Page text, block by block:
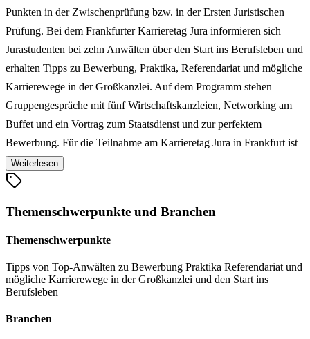
Punkten in der Zwischenprüfung bzw. in der Ersten Juristischen
Prüfung. Bei dem Frankfurter Karrieretag Jura informieren sich
Jurastudenten bei zehn Anwälten über den Start ins Berufsleben und
erhalten Tipps zu Bewerbung, Praktika, Referendariat und mögliche
Karrierewege in der Großkanzlei. Auf dem Programm stehen
Gruppengespräche mit fünf Wirtschaftskanzleien, Networking am
Buffet und ein Vortrag zum Staatsdienst und zur perfektem
Bewerbung. Für die Teilnahme am Karrieretag Jura in Frankfurt ist
eine Bewerbung erforderlich.
Weiterlesen
Themenschwerpunkte und Branchen
Themenschwerpunkte
Tipps von Top-Anwälten zu Bewerbung Praktika Referendariat und
mögliche Karrierewege in der Großkanzlei und den Start ins
Berufsleben
Branchen